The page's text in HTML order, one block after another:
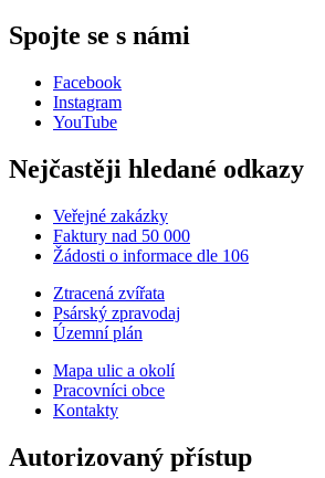
Spojte se s námi
Facebook
Instagram
YouTube
Nejčastěji hledané odkazy
Veřejné zakázky
Faktury nad 50 000
Žádosti o informace dle 106
Ztracená zvířata
Psárský zpravodaj
Územní plán
Mapa ulic a okolí
Pracovníci obce
Kontakty
Autorizovaný přístup